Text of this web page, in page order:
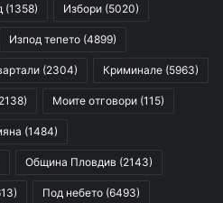
(1358) Избори (5020)
Изпод тепето (4899)
(2304) Криминале (5963)
Моите отговори (115)
(1484)
Община Пловдив (2143)
Под небето (6493)